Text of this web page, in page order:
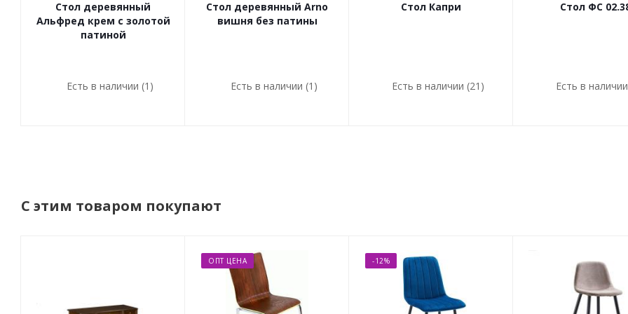
Стол деревянный
Альфред крем с золотой
патиной
Есть в наличии (1)
Стол деревянный Arno
вишня без патины
Есть в наличии (1)
Стол Капри
Есть в наличии (21)
Стол ФС
Есть в
С этим товаром покупают
ОПТ ЦЕНА -12%